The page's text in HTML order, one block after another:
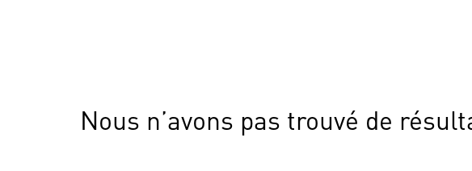
Nous n’avons pas trouvé de